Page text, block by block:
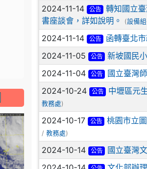
2024-11-14 公告
轉知國立
書座談會，詳如說明。
(設備
2024-11-14 公告 函轉臺北
2024-11-05 公告 新坡國民
2024-11-04 公告 國立臺灣
2024-10-24 公告 中壢區元
教務處)
2024-10-17 公告 桃園市立
/ 教務處)
2024-10-14 公告 國立臺灣